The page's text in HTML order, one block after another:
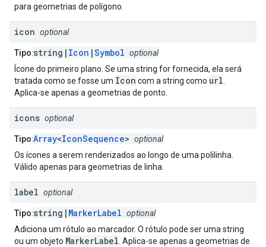
para geometrias de polígono.
icon optional
Tipo:string| Icon |Symbol optional
Ícone do primeiro plano. Se uma string for fornecida, ela será
tratada como se fosse um Icon com a string como url
Aplica-se apenas a geometrias de ponto.
icons optional
Tipo:Array<IconSequence> optional
Os ícones a serem renderizados ao longo de uma polilinha.
Válido apenas para geometrias de linha.
label optional
Tipo:string| MarkerLabel optional
Adiciona um rótulo ao marcador. O rótulo pode ser uma string
ou um objeto MarkerLabel . Aplica-se apenas a geometrias de